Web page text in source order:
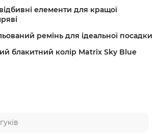
елементи для кращої
ремінь для ідеальної посадки
блакитний колір Matrix Sky Blue